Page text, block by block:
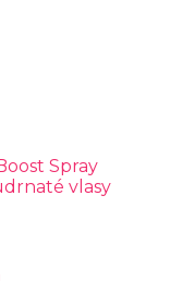
Spray
vlasy